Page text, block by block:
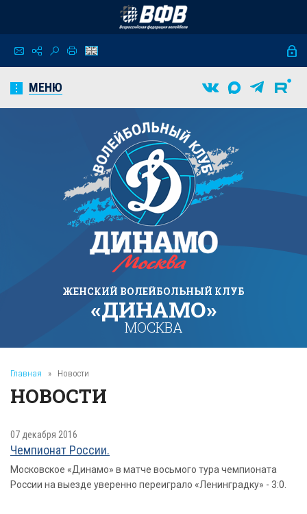
МЕНЮ
ЖЕНСКИЙ ВОЛЕЙБОЛЬНЫЙ КЛУБ
«ДИНАМО»
МОСКВА
Главная » Новости
НОВОСТИ
07 декабря 2016
Чемпионат России.
Московское «Динамо» в матче восьмого тура чемпионата
России на выезде уверенно переиграло «Ленинградку» - 3:0.